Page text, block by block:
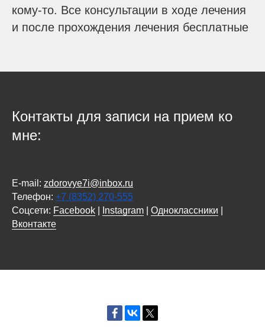
кому-то. Все консультации в ходе лечения
и после прохождения лечения бесплатные
Контакты для записи на прием ко
мне:
E-mail: zdorovye7i@inbox.ru
Телефон: +7 (8352) 270-555
Соцсети: Facebook Instagram Одноклассники
Вконтакте